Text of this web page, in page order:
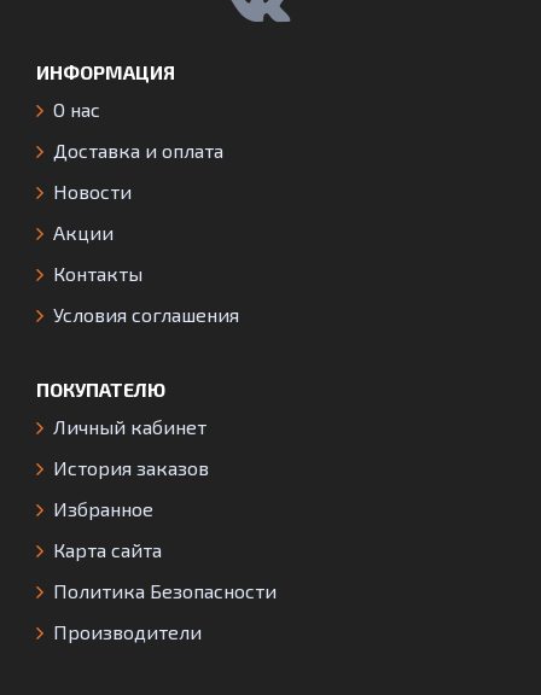
ИНФОРМАЦИЯ
О нас
Доставка и оплата
Новости
Акции
Контакты
Условия соглашения
ПОКУПАТЕЛЮ
Личный кабинет
История заказов
Избранное
Карта сайта
Политика Безопасности
Производители